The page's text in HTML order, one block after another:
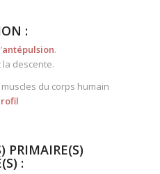
:
antépulsion.
descente.
du corps humain
PRIMAIRE(S)
: